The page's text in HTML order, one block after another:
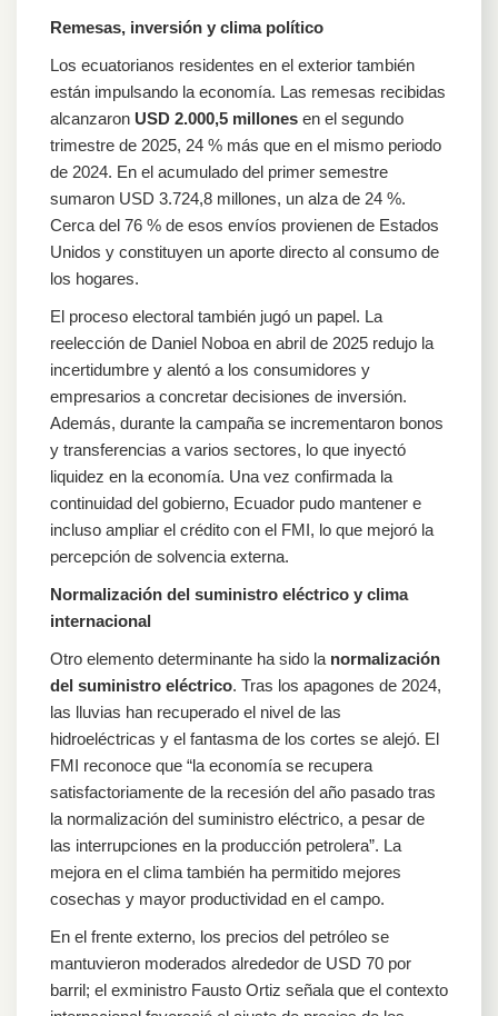
Remesas, inversión y clima político
Los ecuatorianos residentes en el exterior también
están impulsando la economía. Las remesas recibidas
alcanzaron USD 2.000,5 millones en el segundo
trimestre de 2025, 24 % más que en el mismo periodo
de 2024. En el acumulado del primer semestre
sumaron USD 3.724,8 millones, un alza de 24 %.
Cerca del 76 % de esos envíos provienen de Estados
Unidos y constituyen un aporte directo al consumo de
los hogares.
El proceso electoral también jugó un papel. La
reelección de Daniel Noboa en abril de 2025 redujo la
incertidumbre y alentó a los consumidores y
empresarios a concretar decisiones de inversión.
Además, durante la campaña se incrementaron bonos
y transferencias a varios sectores, lo que inyectó
liquidez en la economía. Una vez confirmada la
continuidad del gobierno, Ecuador pudo mantener e
incluso ampliar el crédito con el FMI, lo que mejoró la
percepción de solvencia externa.
Normalización del suministro eléctrico y clima
internacional
Otro elemento determinante ha sido la normalización
del suministro eléctrico. Tras los apagones de 2024,
las lluvias han recuperado el nivel de las
hidroeléctricas y el fantasma de los cortes se alejó. El
FMI reconoce que “la economía se recupera
satisfactoriamente de la recesión del año pasado tras
la normalización del suministro eléctrico, a pesar de
las interrupciones en la producción petrolera”. La
mejora en el clima también ha permitido mejores
cosechas y mayor productividad en el campo.
En el frente externo, los precios del petróleo se
mantuvieron moderados alrededor de USD 70 por
barril; el exministro Fausto Ortiz señala que el contexto